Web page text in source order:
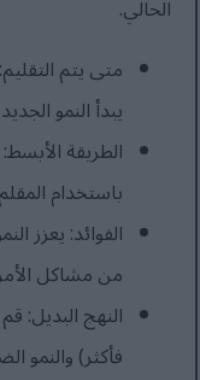
الحالي.
متى يتم
يبدأ النمو الجديد
الطريقة
باستخدام
الفوائد: يعزز
من مشاكل
فأكثر) والنمو